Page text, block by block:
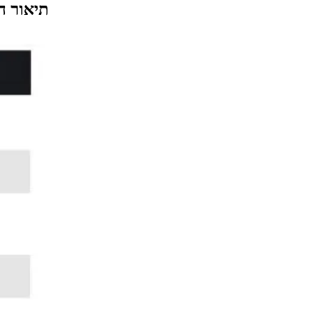
תיאור